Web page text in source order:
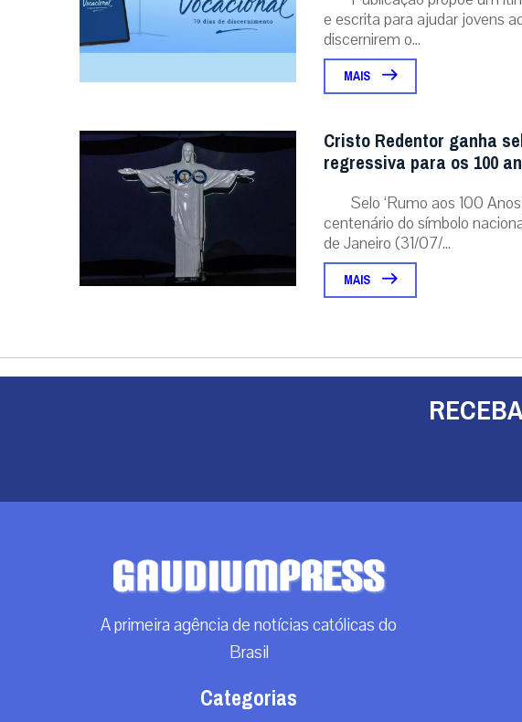
e escrita para ajudar jovens
discernirem o...
MAIS
Cristo Redentor ganha
regressiva para os 100
Selo ‘Rumo aos 100
centenário do símbolo
de Janeiro (31/07/...
MAIS
A primeira agência de notícias católicas do
Brasil
Categorias